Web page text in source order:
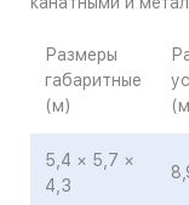
Размеры
габаритные
(м)
5,4 × 5,7 ×
4,3